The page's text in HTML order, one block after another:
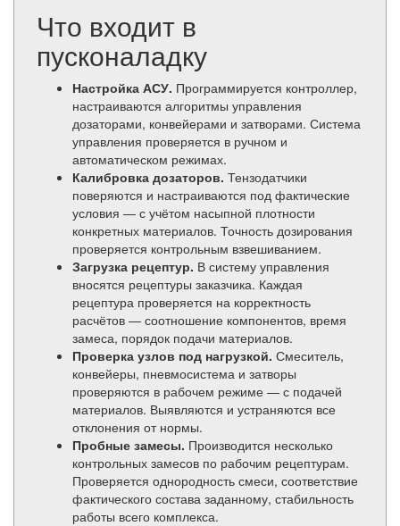
Что входит в
пусконаладку
Настройка АСУ. Программируется контроллер,
настраиваются алгоритмы управления
дозаторами, конвейерами и затворами. Система
управления проверяется в ручном и
автоматическом режимах.
Калибровка дозаторов. Тензодатчики
поверяются и настраиваются под фактические
условия — с учётом насыпной плотности
конкретных материалов. Точность дозирования
проверяется контрольным взвешиванием.
Загрузка рецептур. В систему управления
вносятся рецептуры заказчика. Каждая
рецептура проверяется на корректность
расчётов — соотношение компонентов, время
замеса, порядок подачи материалов.
Проверка узлов под нагрузкой. Смеситель,
конвейеры, пневмосистема и затворы
проверяются в рабочем режиме — с подачей
материалов. Выявляются и устраняются все
отклонения от нормы.
Пробные замесы. Производится несколько
контрольных замесов по рабочим рецептурам.
Проверяется однородность смеси, соответствие
фактического состава заданному, стабильность
работы всего комплекса.